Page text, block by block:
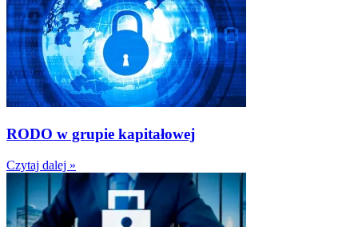
RODO w grupie kapitałowej
Czytaj dalej »